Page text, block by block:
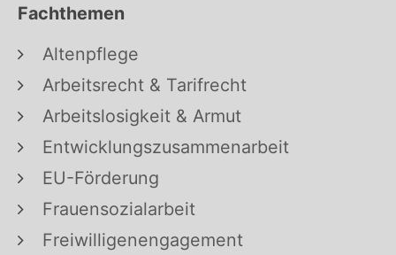
Fachthemen
Altenpflege
Arbeitsrecht & Tarifrecht
Arbeitslosigkeit & Armut
Entwicklungszusammenarbeit
EU-Förderung
Frauensozialarbeit
Freiwilligenengagement